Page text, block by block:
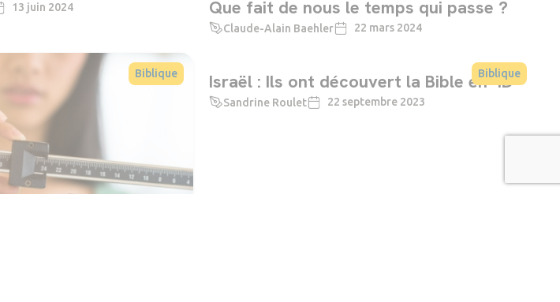
13 juin 2024
Que fait de nous le temps qui passe ?
Claude-Alain Baehler 22 mars 2024
Biblique Biblique